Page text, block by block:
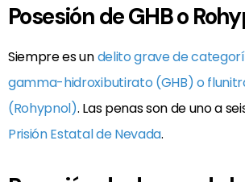
Posesión de GHB o
Siempre es undelito grave de
gamma-hidroxibutirato (GHB) o
(Rohypnol). Las penas son de uno a
Prisión Estatal de Nevada.